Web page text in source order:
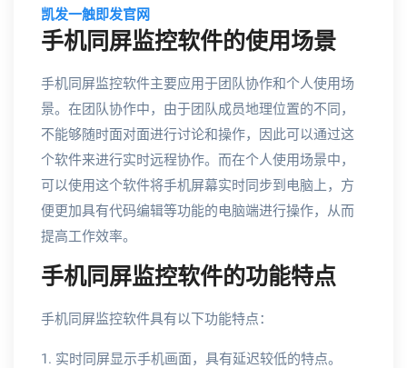
凯发一触即发官网
手机同屏监控软件的使用场景
手机同屏监控软件主要应用于团队协作和个人使用场
景。在团队协作中，由于团队成员地理位置的不同，
不能够随时面对面进行讨论和操作，因此可以通过这
个软件来进行实时远程协作。而在个人使用场景中，
可以使用这个软件将手机屏幕实时同步到电脑上，方
便更加具有代码编辑等功能的电脑端进行操作，从而
提高工作效率。
手机同屏监控软件的功能特点
手机同屏监控软件具有以下功能特点：
1. 实时同屏显示手机画面，具有延迟较低的特点。